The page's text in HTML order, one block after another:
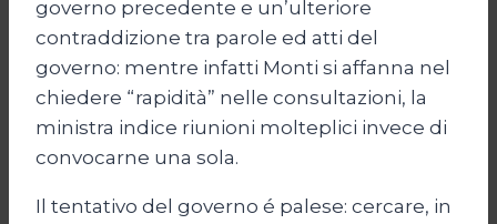
governo precedente e un’ulteriore
contraddizione tra parole ed atti del
governo: mentre infatti Monti si affanna nel
chiedere “rapidità” nelle consultazioni, la
ministra indice riunioni molteplici invece di
convocarne una sola.
Il tentativo del governo é palese: cercare, in